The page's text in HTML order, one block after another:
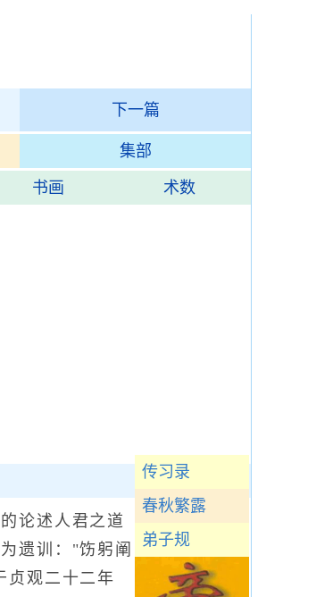
下一篇
集部
书画 术数
传习录
春秋繁露
弟子规
论述人君之道
遗训："饬躬阐
贞观二十二年